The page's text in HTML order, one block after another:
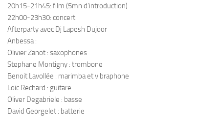
20h15-21h45: film (5mn d’introduction)
22h00-23h30: concert
Afterparty avec Dj Lapesh Dujoor
Anbessa :
Olivier Zanot : saxophones
Stephane Montigny : trombone
Benoit Lavollée : marimba et vibraphone
Loic Rechard : guitare
Oliver Degabriele : basse
David Georgelet : batterie